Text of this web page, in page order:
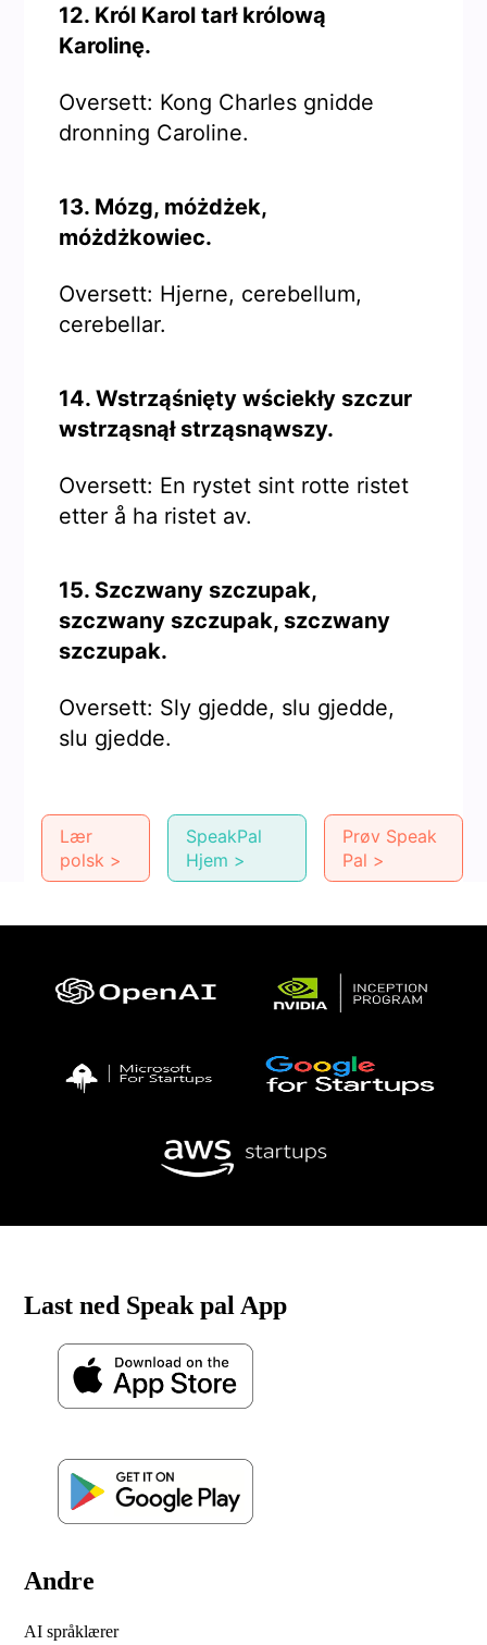
12. Król Karol tarł królową
Karolinę.
Oversett: Kong Charles gnidde
dronning Caroline.
13. Mózg, móżdżek,
móżdżkowiec.
Oversett: Hjerne, cerebellum,
cerebellar.
14. Wstrząśnięty wściekły szczur
wstrząsnął strząsnąwszy.
Oversett: En rystet sint rotte ristet
etter å ha ristet av.
15. Szczwany szczupak,
szczwany szczupak, szczwany
szczupak.
Oversett: Sly gjedde, slu gjedde,
slu gjedde.
Lær
polsk >
SpeakPal
Hjem >
Prøv Speak
Pal >
Last ned Speak pal App
Andre
AI språklærer